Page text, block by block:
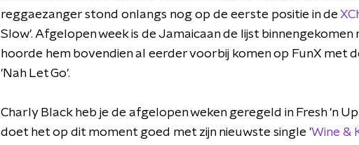
reggaezanger stond onlangs nog op de eerste positie in de
Slow'. Afgelopen week is de Jamaicaan de lijst
hoorde hem bovendien al eerder voorbij komen op FunX met
'Nah Let Go'.
Charly Black heb je de afgelopen weken geregeld in Fresh 'n
doet het op dit moment goed met zijn nieuwste single 'Wine &